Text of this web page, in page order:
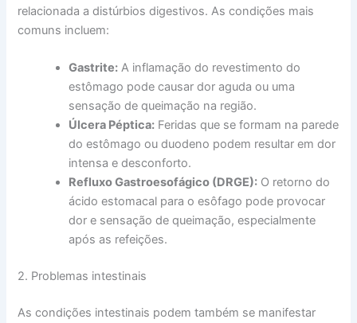
relacionada a distúrbios digestivos. As condições mais
comuns incluem:
Gastrite: A inflamação do revestimento do
estômago pode causar dor aguda ou uma
sensação de queimação na região.
Úlcera Péptica: Feridas que se formam na parede
do estômago ou duodeno podem resultar em dor
intensa e desconforto.
Refluxo Gastroesofágico (DRGE): O retorno do
ácido estomacal para o esôfago pode provocar
dor e sensação de queimação, especialmente
após as refeições.
2. Problemas intestinais
As condições intestinais podem também se manifestar